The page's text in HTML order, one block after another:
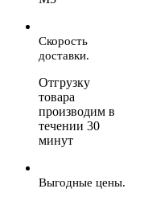
Скорость
доставки.
Отгрузку
товара
производим в
течении 30
минут
Выгодные цены.